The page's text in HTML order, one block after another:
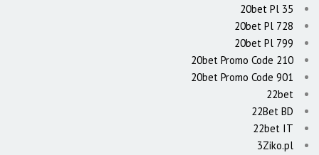
20bet Pl 35
20bet Pl 728
20bet Pl 799
20bet Promo Code 210
20bet Promo Code 901
22bet
22Bet BD
22bet IT
3Ziko.pl